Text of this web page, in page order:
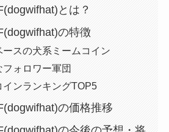
とは？
の特徴
ースの犬系ミームコイン
フォロワー軍団
インランキングTOP5
の価格推移